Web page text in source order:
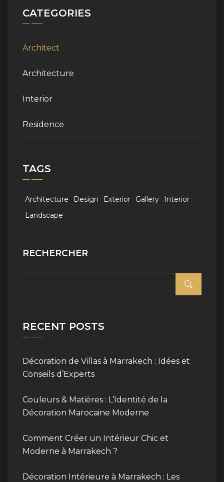
CATEGORIES
Architect
Architecture
Interior
Residence
TAGS
Architecture Design Exterior Gallery
Interior
Landscape
RECHERCHER
RECENT POSTS
Décoration de Villas à Marrakech : Idées et
Conseils d’Experts
Couleurs & Matières : L’Identité de la
Décoration Marocaine Moderne
Comment Créer un Intérieur Chic et
Moderne à Marrakech ?
Décoration Intérieure à Marrakech : Les